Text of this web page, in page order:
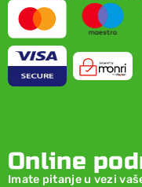
Online
Imate pitanje u vezi